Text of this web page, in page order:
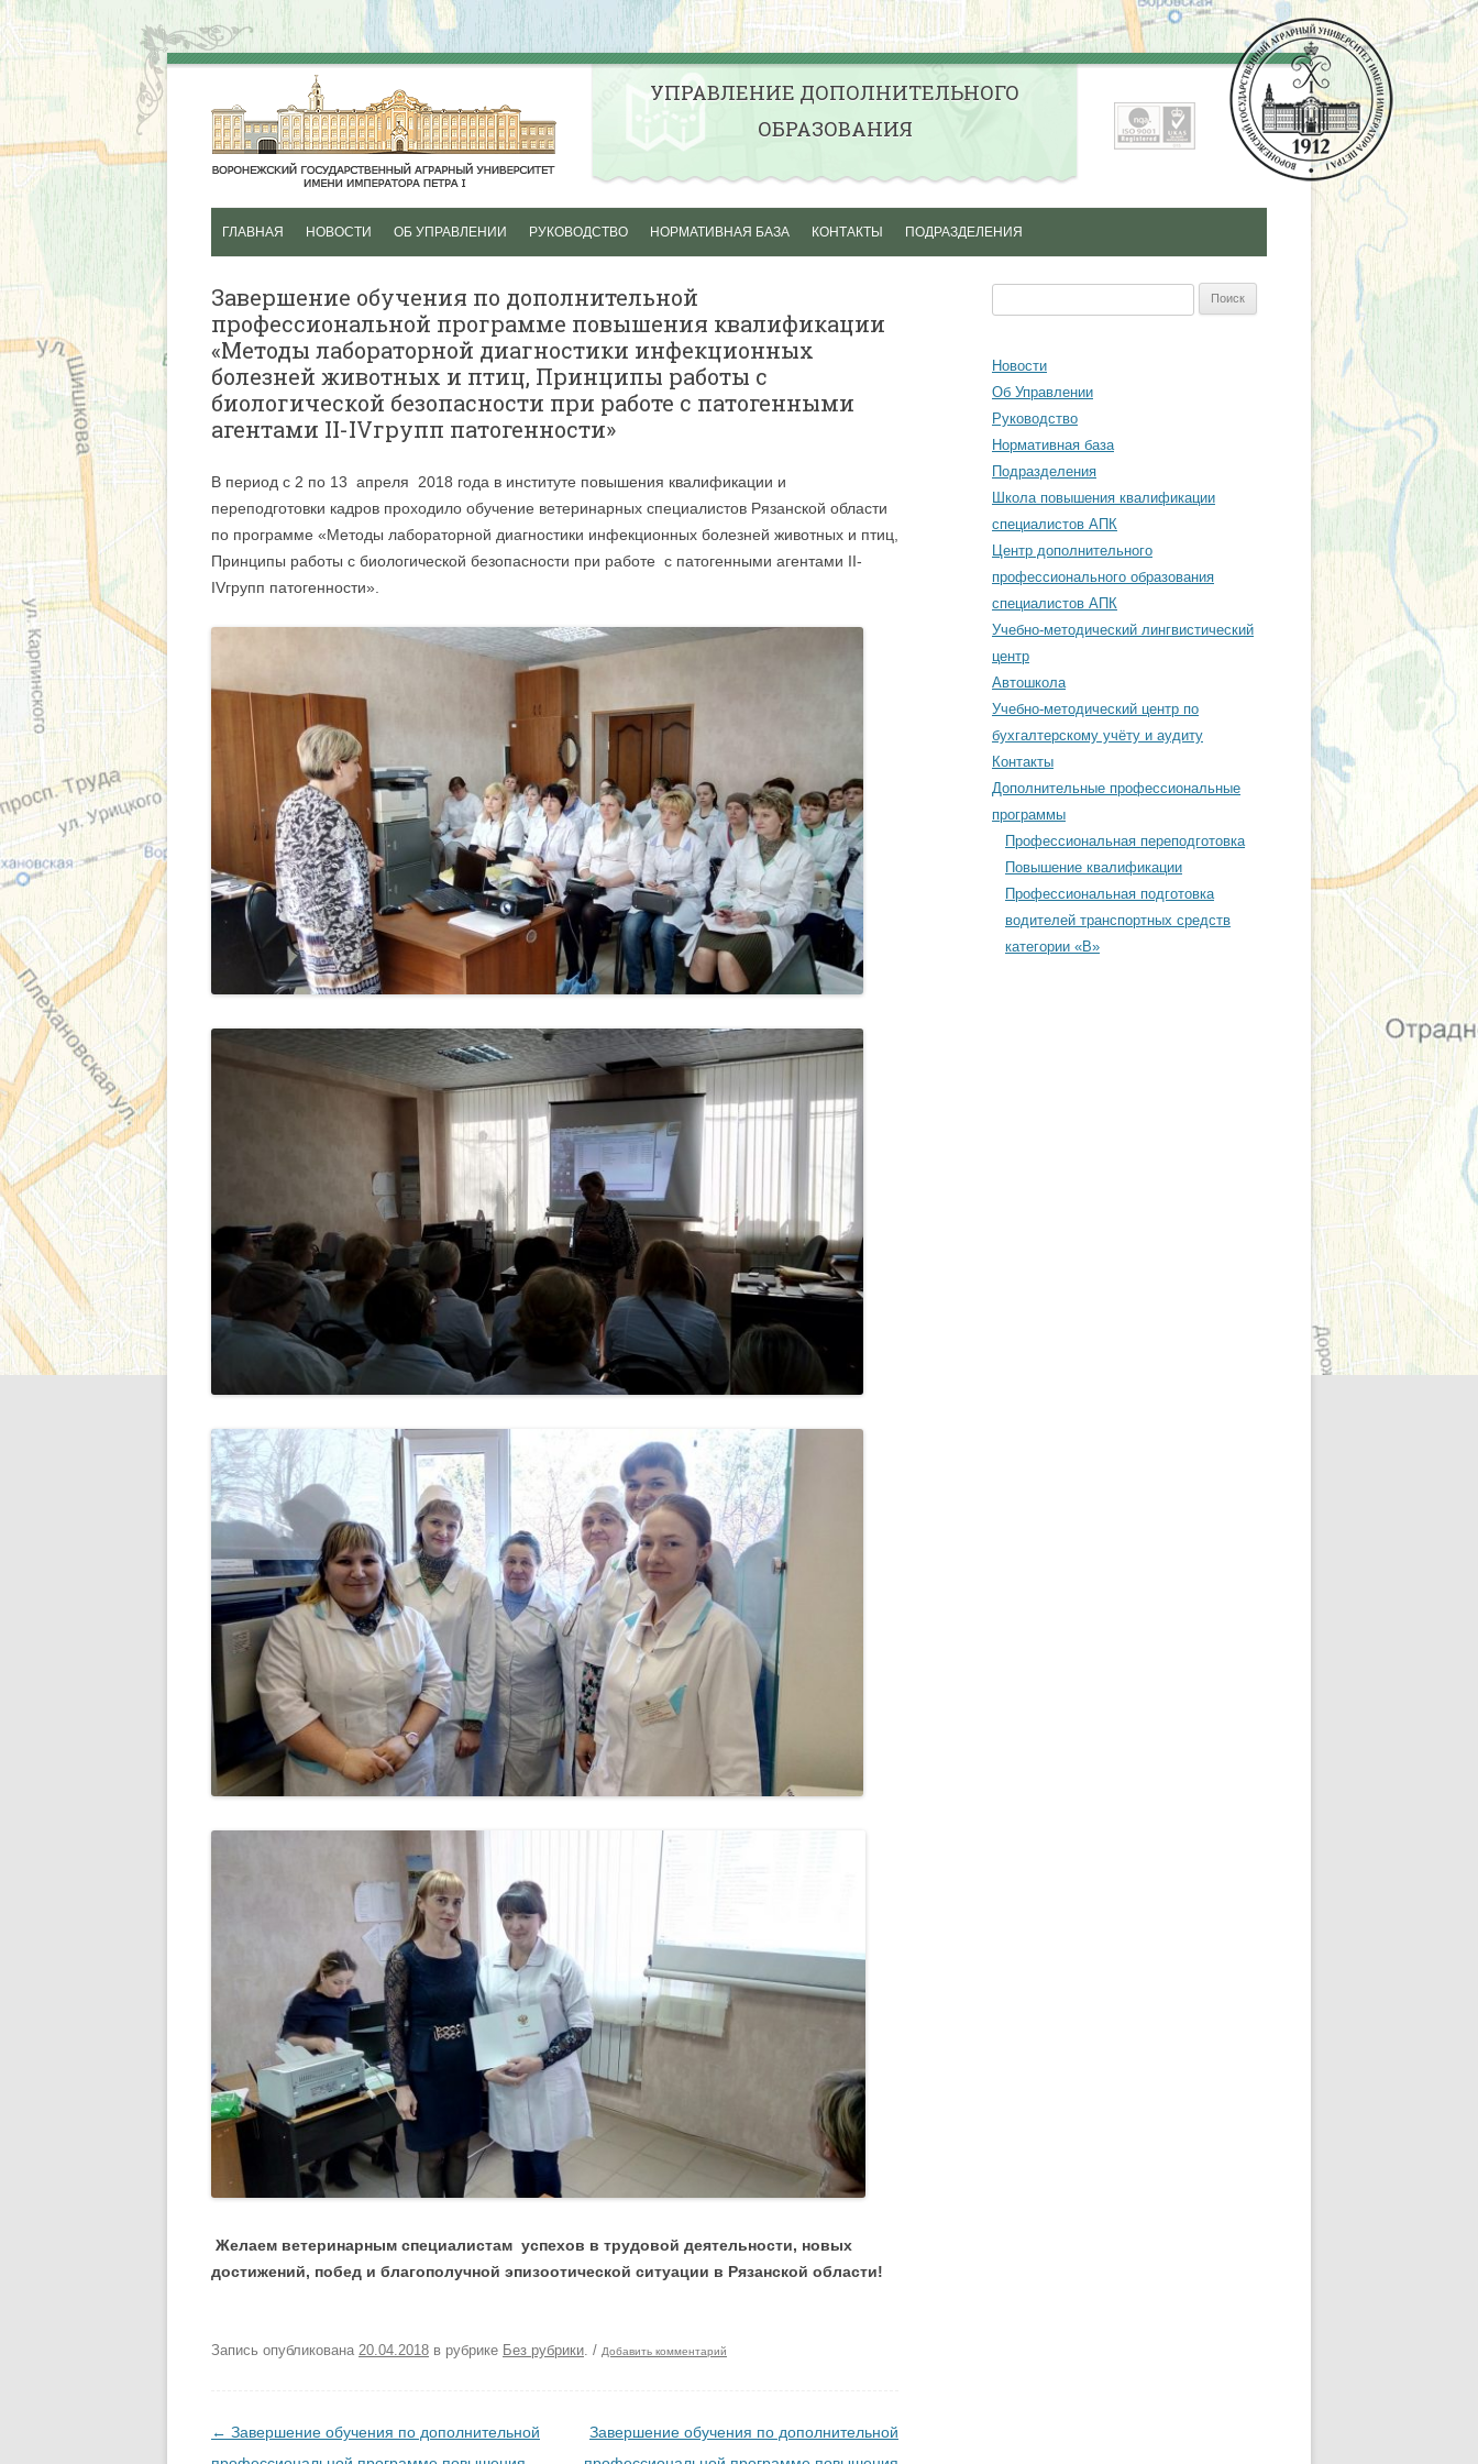
УПРАВЛЕНИЕ ДОПОЛНИТЕЛЬНОГО
ОБРАЗОВАНИЯ
ГЛАВНАЯ НОВОСТИ ОБ УПРАВЛЕНИИ
ПРОФЕССИОНАЛЬНЫЕ
ПРОГРАММЫ
ПЕРЕПОДГОТОВКА
ПОВЫШЕНИЕ КВАЛИФИКАЦИИ
ПРОФЕССИОНАЛЬНОЕ ОБУЧЕНИЕ
ПРОФЕССИОНАЛЬНАЯ
ПОДГОТОВКА ВОДИТЕЛЕЙ
ДОПОЛНИТЕЛЬНЫЕ
ОБЩЕОБРАЗОВАТЕЛЬНЫЕ
СВЕДЕНИЯ О ВЫПУСКЕ
ОТЧЕТ О КОЛИЧЕСТВЕ ОБУЧЕННЫХ
СЛУШАТЕЛЕЙ
РУКОВОДСТВО НОРМАТИВНАЯ БАЗА КОНТАКТЫ ПОДРАЗДЕЛЕНИЯ
ШКОЛА ПОВЫШЕНИЯ
КВАЛИФИКАЦИИ СПЕЦИАЛИСТОВ
УЧЕБНО-МЕТОДИЧЕСКИЙ
УЧЕБНО-МЕТОДИЧЕСКИЙ ЦЕНТР
ПО ИНФОРМАЦИОННОМУ
ДЕЯТЕЛЬНОСТИ
УЧЕБНО-МЕТОДИЧЕСКИЙ ЦЕНТР
ПО БУХГАЛТЕРСКОМУ УЧЁТУ И
Завершение обучения по дополнительной
профессиональной программе повышения квалификации
«Методы лабораторной диагностики инфекционных
болезней животных и птиц, Принципы работы с
биологической безопасности при работе с патогенными
агентами II-IVгрупп патогенности»
В период с 2 по 13 апреля 2018 года в институте повышения квалификации и
переподготовки кадров проходило обучение ветеринарных специалистов Рязанской области
по программе «Методы лабораторной диагностики инфекционных болезней животных и птиц,
Принципы работы с биологической безопасности при работе с патогенными агентами II-
IVгрупп патогенности».
Желаем ветеринарным специалистам успехов в трудовой деятельности, новых
достижений, побед и благополучной эпизоотической ситуации в Рязанской области!
Запись опубликована 20.04.2018 в рубрике Без рубрики. / Добавить комментарий
Навигация по записям
← Завершение обучения по дополнительной
Завершение обучения по дополнительной
Новости
Об Управлении
Руководство
Нормативная база
Подразделения
Школа повышения квалификации
специалистов АПК
Центр дополнительного
профессионального образования
специалистов АПК
Учебно-методический лингвистический
центр
Автошкола
Учебно-методический центр по
бухгалтерскому учёту и аудиту
Контакты
Дополнительные профессиональные
программы
Профессиональная переподготовка
Повышение квалификации
Профессиональная подготовка
водителей транспортных средств
категории «В»